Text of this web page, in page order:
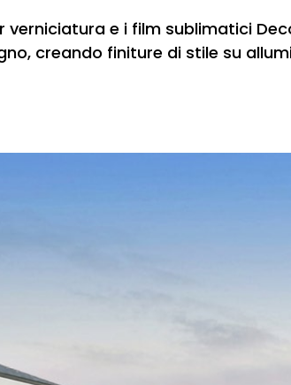
e i film sublimatici
creando finiture di stile su